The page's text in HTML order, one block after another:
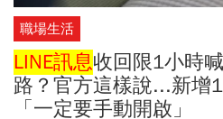
職場生活
LINE訊息收回限1小時
路？官方這樣說...新增
「一定要手動開啟」